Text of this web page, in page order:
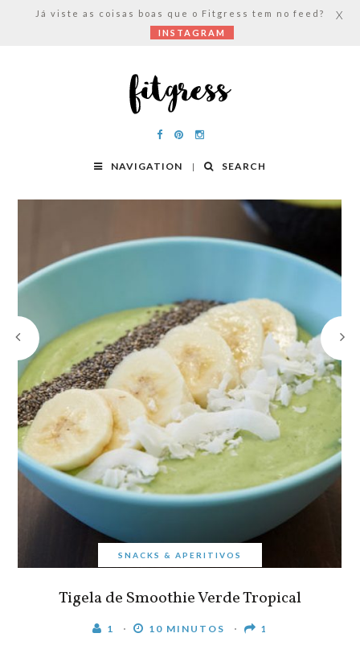
NAVIGATION SEARCH
SNACKS & APERITIVOS
Tigela de Smoothie Verde Tropical
1 10 MINUTOS 1
Já viste as coisas boas que o Fitgress tem no feed?
INSTAGRAM
X